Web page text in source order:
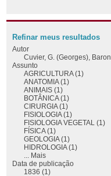
Refinar meus resultados
Autor
Cuvier, G. (Georges),
Assunto
AGRICULTURA (1)
ANATOMIA (1)
ANIMAIS (1)
BOTÂNICA (1)
CIRURGIA (1)
FISIOLOGIA (1)
FISIOLOGIA VEGETAL (1)
FÍSICA (1)
GEOLOGIA (1)
HIDROLOGIA (1)
... Mais
Data de publicação
1836 (1)